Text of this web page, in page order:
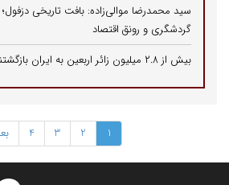
سید محمدرضا موالی‌زاده: بافت تاریخی
گردشگری و رونق اقتصاد
بیش از ۲.۸ میلیون زائر اربعین به ایران بازگشتند
1
2
3
4